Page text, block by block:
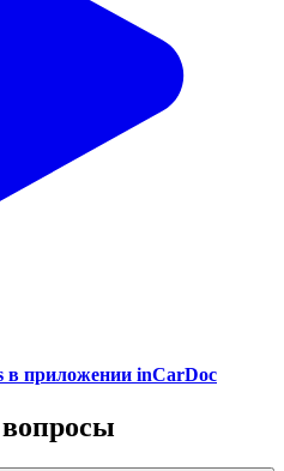
в приложении inCarDoc